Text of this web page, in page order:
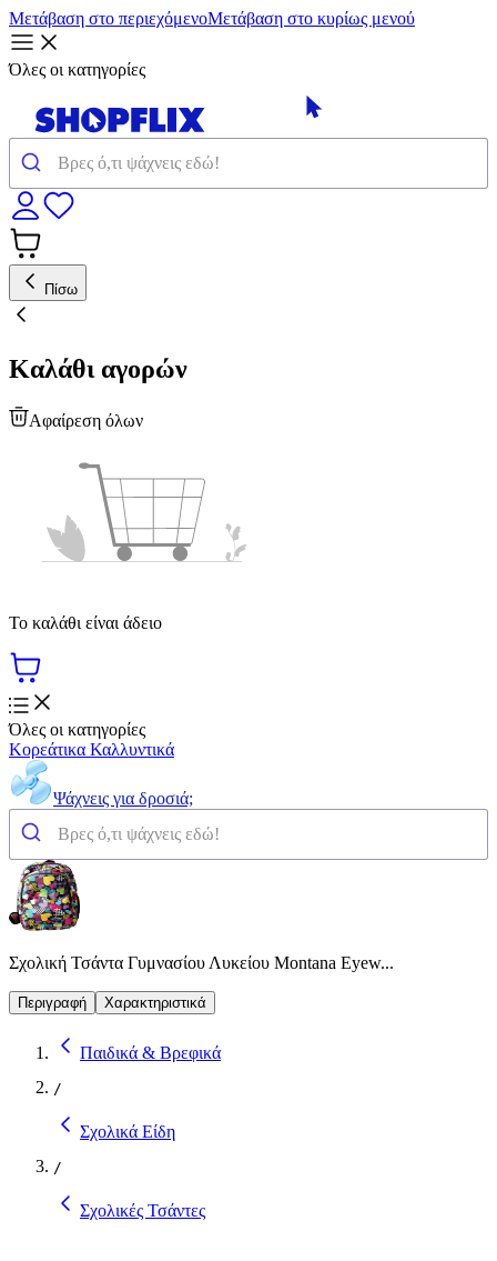
Μετάβαση στο περιεχόμενοΜετάβαση στο κυρίως μενού
Όλες οι κατηγορίες
Πίσω
Καλάθι αγορών
Αφαίρεση όλων
Το καλάθι είναι άδειο
Όλες οι κατηγορίες
Κορεάτικα Καλλυντικά
Ψάχνεις για δροσιά;
Σχολική Τσάντα Γυμνασίου Λυκείου Montana Eyew...
Περιγραφή Χαρακτηριστικά
Παιδικά & Βρεφικά
/
Σχολικά Είδη
/
Σχολικές Τσάντες